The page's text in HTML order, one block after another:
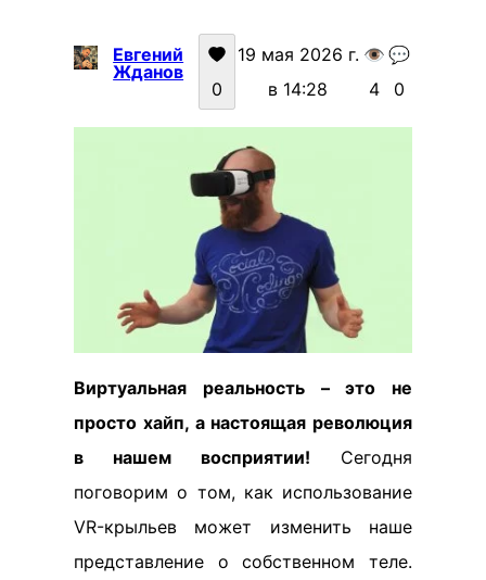
Евгений
Жданов
0
19 мая 2026 г.
в 14:28
👁️
4
💬
0
Виртуальная реальность – это не
просто хайп, а настоящая революция
в нашем восприятии! Сегодня
поговорим о том, как использование
VR-крыльев может изменить наше
представление о собственном теле.